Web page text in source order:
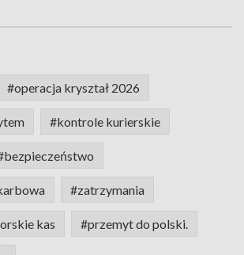
#operacja kryształ 2026
#kontrole kurierskie
#zatrzymania
kas #przemyt do polski.